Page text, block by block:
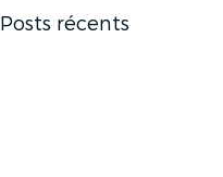
Posts récents